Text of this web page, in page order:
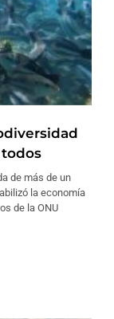
de más de un
la economía
de la ONU